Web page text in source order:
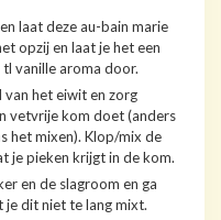
laat deze au-bain marie
opzij en laat je het een
vanille aroma door.
van het eiwit en zorg
vetvrije kom doet (anders
het mixen). Klop/mix de
je pieken krijgt in de kom.
en de slagroom en ga
dit niet te lang mixt.